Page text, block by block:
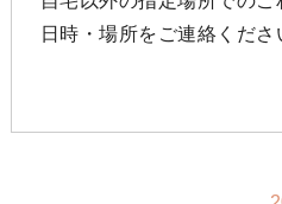
日時・場所をご連絡くださ